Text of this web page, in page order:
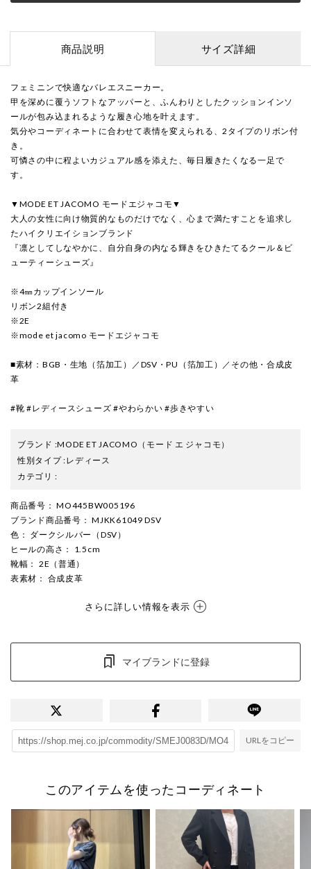
商品説明 サイズ詳細
フェミニンで快適なバレエスニーカー。
甲を深めに覆うソフトなアッパーと、ふんわりとしたクッションインソ
ールが包み込まれるような履き心地を叶えます。
気分やコーディネートに合わせて表情を変えられる、2タイプのリボン付
き。
可憐さの中に程よいカジュアル感を添えた、毎日履きたくなる一足で
す。
▼MODE ET JACOMO モードエジャコモ▼
大人の女性に向け物質的なものだけでなく、心まで満たすことを追求し
たハイクリエイションブランド
『凛としてしなやかに、自分自身の内なる輝きをひきたてるクール＆ビ
ューティーシューズ』
※4㎜カップインソール
リボン2組付き
※2E
※mode et jacomo モードエジャコモ
■素材：BGB・生地（箔加工）／DSV・PU（箔加工）／その他・合成皮
革
#靴 #レディースシューズ #やわらかい #歩きやすい
ブランド :MODE ET JACOMO （モード エ ジャコモ）
性別タイプ:レディース
カテゴリ :
商品番号 ： MO445BW005196
ブランド商品番号 ： MJKK61049 DSV
色 ： ダークシルバー（DSV）
ヒールの高さ ： 1.5cm
靴幅 ： 2E（普通）
表素材 ： 合成皮革
さらに詳しい情報を表示
マイブランドに登録
URLをコピー
このアイテムを使ったコーディネート